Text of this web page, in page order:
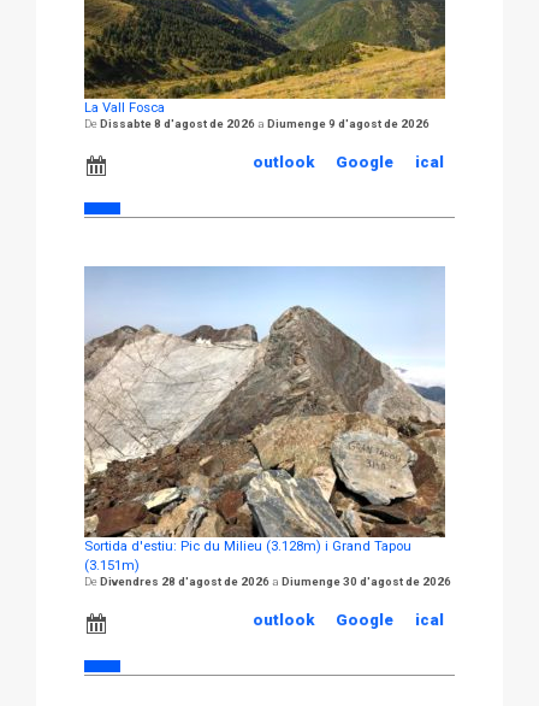
La Vall Fosca
Dissabte 8 d'agost de 2026 Diumenge 9 d'agost de 2026
ical
Google
outlook
Sortida d'estiu: Pic du Milieu (3.128m) i Grand Tapou
(3.151m)
Divendres 28 d'agost de 2026 Diumenge 30 d'agost de 2026
ical
Google
outlook